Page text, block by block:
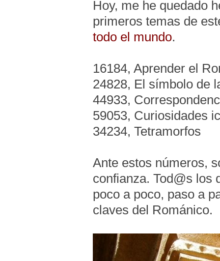
Hoy, me he quedado
primeros temas de
todo el mundo.
16184, Aprender el
24828, El símbolo de
44933,
59053, Curiosidades
34234, Tetramorfos
Ante estos números,
confianza. Tod@s los
poco a poco, paso a
claves del Románico.